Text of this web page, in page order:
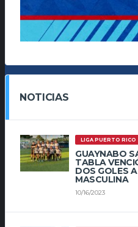
NOTICIAS
LIGA PUERTO RICO
GUAYNABO
TABLA
DOS GOLES
MASCULINA
10/16/2023